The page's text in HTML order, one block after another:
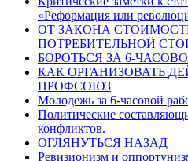
«Реформация или
ОТ ЗАКОНА
ПОТРЕБИТЕЛЬНОЙ
БОРОТЬСЯ ЗА 6-
КАК ОРГАНИЗОВАТЬ
ПРОФСОЮЗ
Молодежь за 6-часовой
Политические
конфликтов.
ОГЛЯНУТЬСЯ НАЗАД
Ревизионизм и